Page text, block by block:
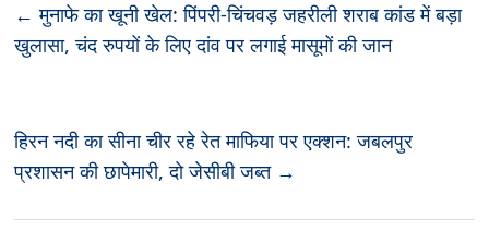
← मुनाफे का खूनी खेल: पिंपरी-चिंचवड़ जहरीली शराब कांड में बड़ा
खुलासा, चंद रुपयों के लिए दांव पर लगाई मासूमों की जान
हिरन नदी का सीना चीर रहे रेत माफिया पर एक्शन: जबलपुर
प्रशासन की छापेमारी, दो जेसीबी जब्त →